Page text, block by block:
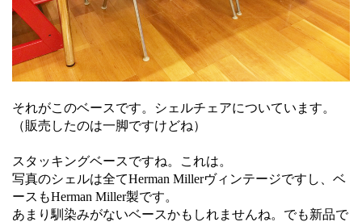
それがこのベースです。シェルチェアについています。
（販売したのは一脚ですけどね）
スタッキングベースですね。これは。
写真のシェルは全てHerman Millerヴィンテージですし、ベ
ースもHerman Miller製です。
あまり馴染みがないベースかもしれませんね。でも新品で